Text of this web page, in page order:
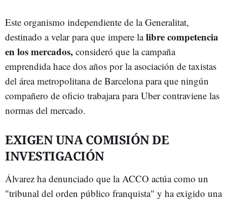
Este organismo independiente de la Generalitat,
destinado a velar para que impere lalibre competencia
en los mercados, consideró que la campaña
emprendida hace dos años por la asociación de taxistas
del área metropolitana de Barcelona para que ningún
compañero de oficio trabajara para Uber contraviene las
normas del mercado.
EXIGEN UNA COMISIÓN DE
INVESTIGACIÓN
Álvarez ha denunciado que la ACCO actúa como un
"tribunal del orden público franquista" y ha exigido una